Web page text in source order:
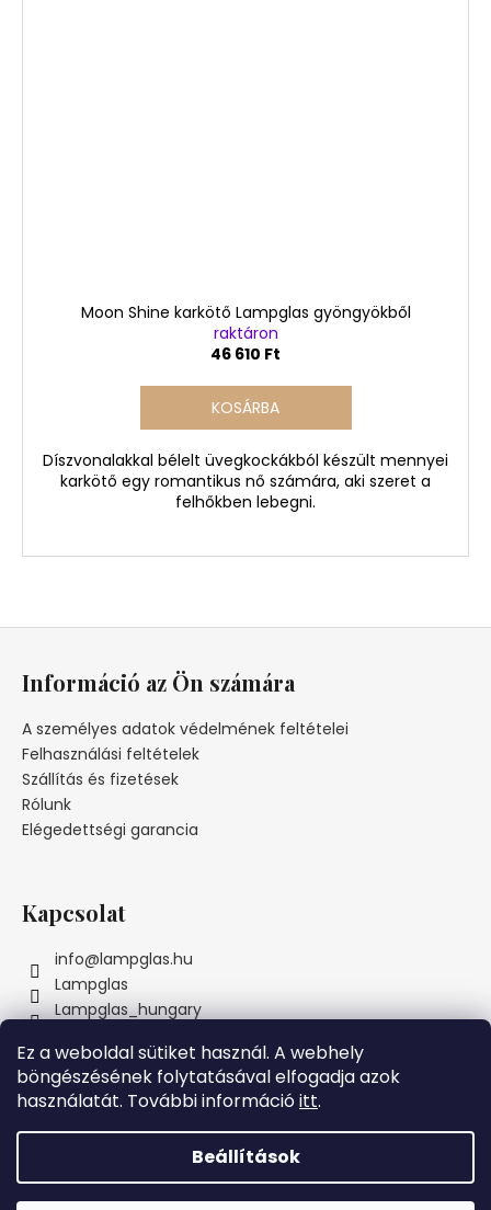
Ez a weboldal sütiket használ. A webhely
böngészésének folytatásával elfogadja azok
használatát. További információitt.
Beállítások
Szeretnénk Önnek örömöt szerezni! Ezért a MAI NAPON azon
összes megrendelésre, amelyek meghaladják az 69000 Ft
Moon Shine karkötő Lampglas gyöngyökből
raktáron
46 610 Ft
KOSÁRBA
Díszvonalakkal bélelt üvegkockákból készült mennyei
karkötő egy romantikus nő számára, aki szeret a
felhőkben lebegni.
Információ az Ön számára
A személyes adatok védelmének feltételei
Felhasználási feltételek
Szállítás és fizetések
Rólunk
Elégedettségi garancia
Kapcsolat
info@lampglas.hu
Lampglas
Lampglas_hungary
Instagram